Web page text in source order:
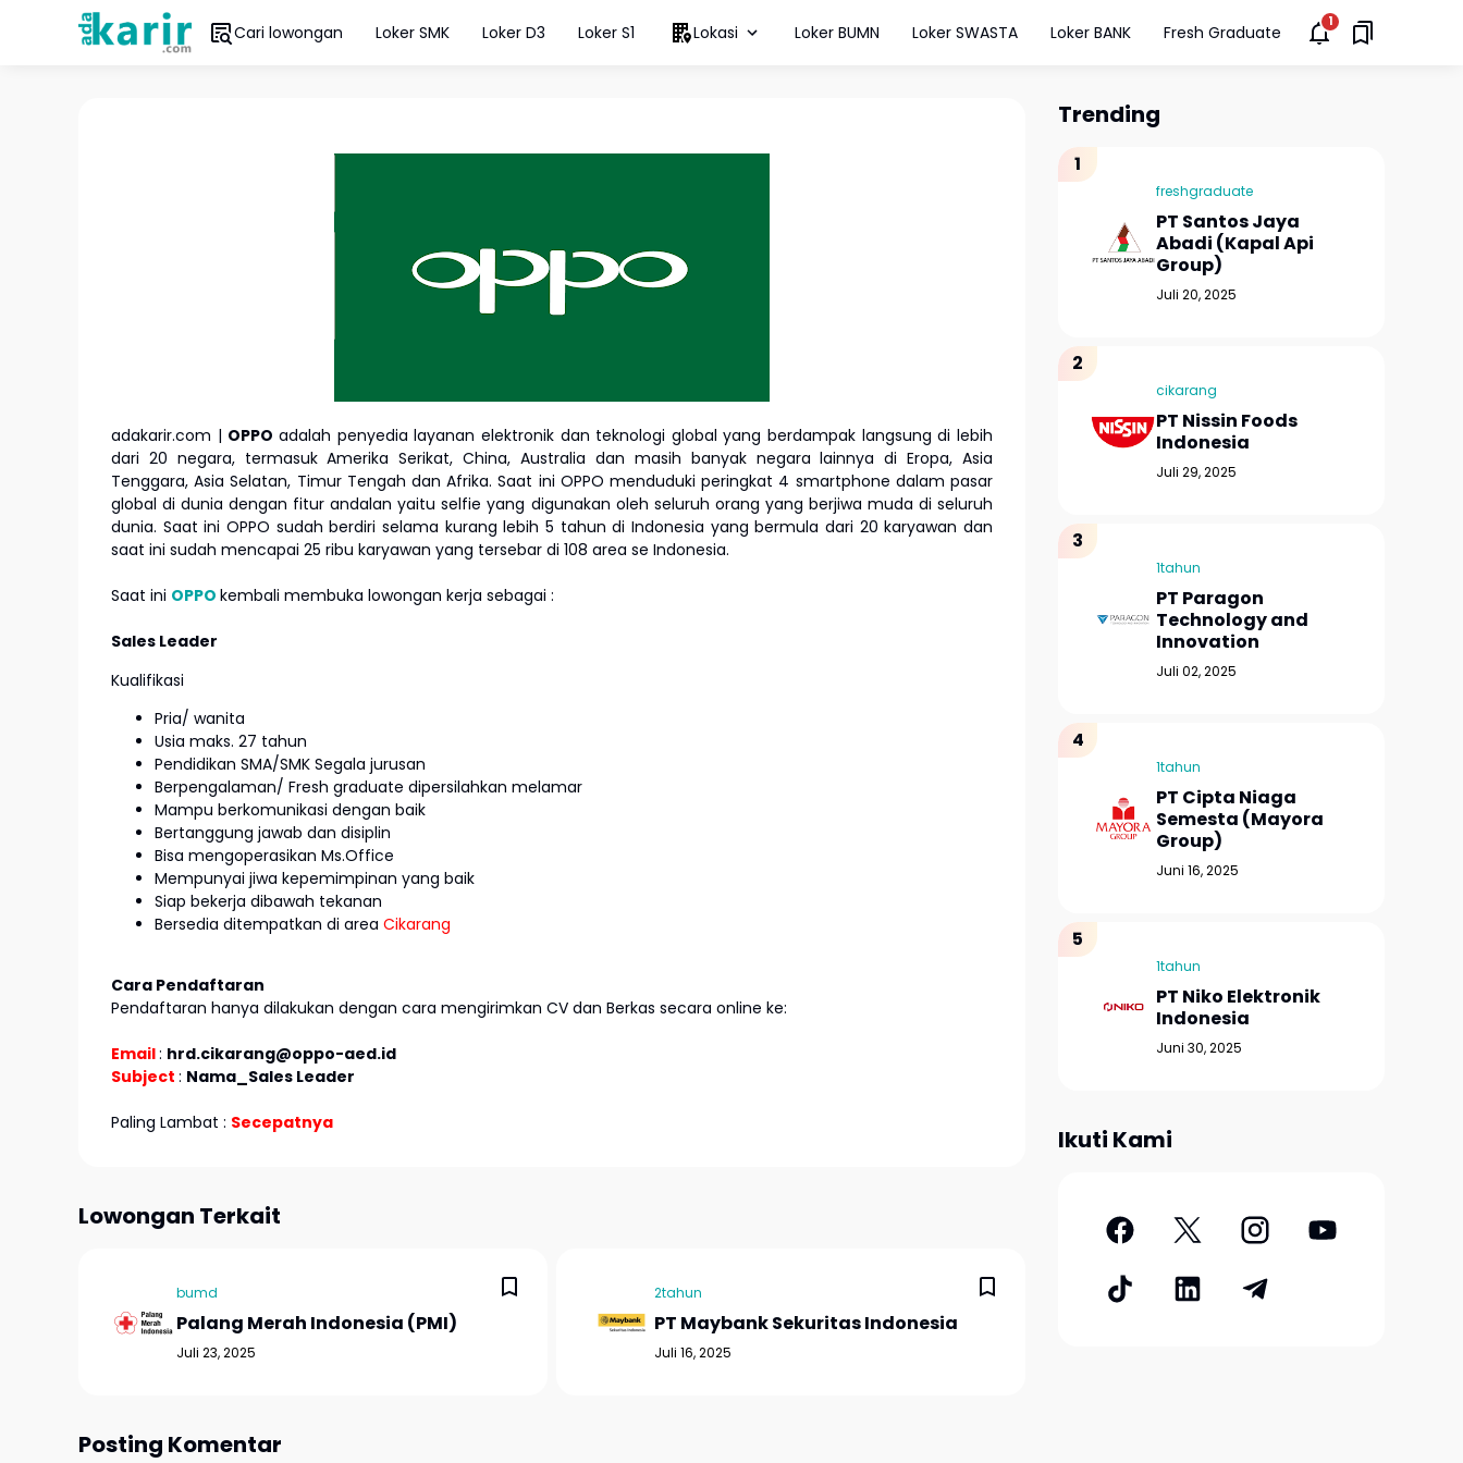
Cari lowongan Loker SMK Loker D3 Loker S1 Lokasi Loker BUMN Loker SWASTA Loker BANK Fresh Graduate
adakarir.com | OPPO adalah penyedia layanan elektronik dan teknologi global yang berdampak langsung di lebih
dari 20 negara, termasuk Amerika Serikat, China, Australia dan masih banyak negara lainnya di Eropa, Asia
Tenggara, Asia Selatan, Timur Tengah dan Afrika. Saat ini OPPO menduduki peringkat 4 smartphone dalam pasar
global di dunia dengan fitur andalan yaitu selfie yang digunakan oleh seluruh orang yang berjiwa muda di seluruh
dunia. Saat ini OPPO sudah berdiri selama kurang lebih 5 tahun di Indonesia yang bermula dari 20 karyawan dan
saat ini sudah mencapai 25 ribu karyawan yang tersebar di 108 area se Indonesia.
Saat ini OPPO kembali membuka lowongan kerja sebagai :
Sales Leader
Kualifikasi
Pria/ wanita
Usia maks. 27 tahun
Pendidikan SMA/SMK Segala jurusan
Berpengalaman/ Fresh graduate dipersilahkan melamar
Mampu berkomunikasi dengan baik
Bertanggung jawab dan disiplin
Bisa mengoperasikan Ms.Office
Mempunyai jiwa kepemimpinan yang baik
Siap bekerja dibawah tekanan
Bersedia ditempatkan di area Cikarang
Cara Pendaftaran
Pendaftaran hanya dilakukan dengan cara mengirimkan CV dan Berkas secara online ke:
Email: hrd.cikarang@oppo-aed.id
Subject : Nama_Sales Leader
Paling Lambat : Secepatnya
Lowongan Terkait
bumd
Palang Merah Indonesia (PMI)
Juli 23, 2025
2tahun
PT Maybank Sekuritas Indonesia
Juli 16, 2025
Posting Komentar
Trending
freshgraduate
PT Santos Jaya
Abadi (Kapal Api
Group)
Juli 20, 2025
cikarang
PT Nissin Foods
Indonesia
Juli 29, 2025
1tahun
PT Paragon
Technology and
Innovation
Juli 02, 2025
1tahun
PT Cipta Niaga
Semesta (Mayora
Group)
Juni 16, 2025
1tahun
PT Niko Elektronik
Indonesia
Juni 30, 2025
Ikuti Kami